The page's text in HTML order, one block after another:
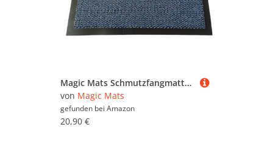
Magic Mats Schmutzfangmatte Türmatte Bern Farbe Blau ca. 60 x 120 cm
von Magic Mats
gefunden bei Amazon
20,90 €